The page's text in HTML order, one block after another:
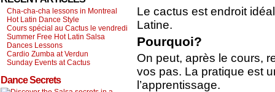
Cha-cha-cha lessons in Montreal
Hot Latin Dance Style
Cours spécial au Cactus le vendredi
Summer Free Hot Latin Salsa
Dances Lessons
Cardio Zumba at Verdun
Sunday Events at Cactus
Dance Secrets
Le cactus est endroit
Latine.
Pourquoi?
On peut, après le cours,
vos pas. La pratique est
l’apprentissage.